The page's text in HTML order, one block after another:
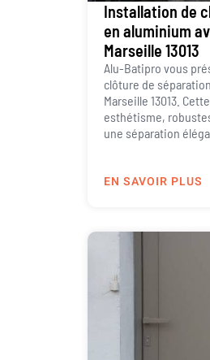
Installation de
en aluminium
Marseille 13013
Alu-Batipro vous
clôture de
Marseille 13013.
esthétisme,
une séparation
EN SAVOIR PLUS